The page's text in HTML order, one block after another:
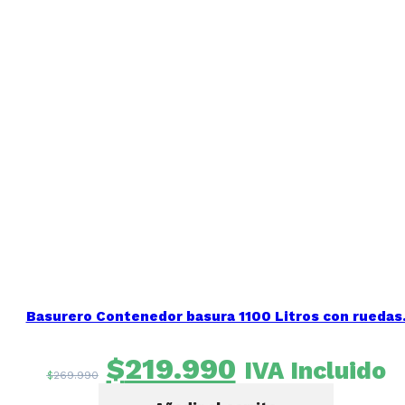
Basurero Contenedor basura 1100 Litros con
$269.990 El
precio
$219.990El
precio
IVA Incluido